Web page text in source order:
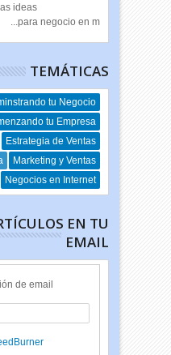
ideas
para negocio en m...
TEMÁTICAS
tu Negocio
tu Empresa
Estrategia de Ventas
Marketing y Ventas
Negocios en Internet
EN TU
EMAIL
de email: